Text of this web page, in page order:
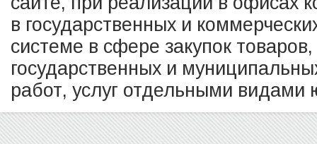
в государственных и
системе в сфере закупок
государственных и
работ, услуг отдельными видами